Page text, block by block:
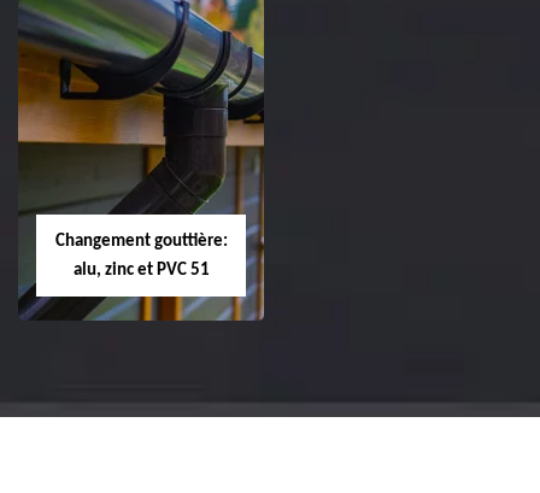
Réparation et
changement de
tuile de rive 51
Changement gouttière:
alu, zinc et PVC 51